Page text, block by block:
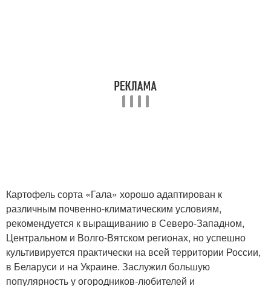
Картофель сорта «Гала» хорошо адаптирован к
различным почвенно-климатическим условиям,
рекомендуется к выращиванию в Северо-Западном,
Центральном и Волго-Вятском регионах, но успешно
культивируется практически на всей территории России,
в Беларуси и на Украине. Заслужил большую
популярность у огородников-любителей и